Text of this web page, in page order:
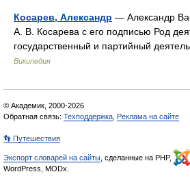
Косарев, Александр — Александр
А. В. Косарева с его подписью Род
государственный и партийный
Википедия
© Академик, 2000-2026
Обратная связь: Техподдержка Реклама на сайте
👣 Путешествия
Экспорт словарей на сайты , сделанные на PHP,
WordPress, MODx.